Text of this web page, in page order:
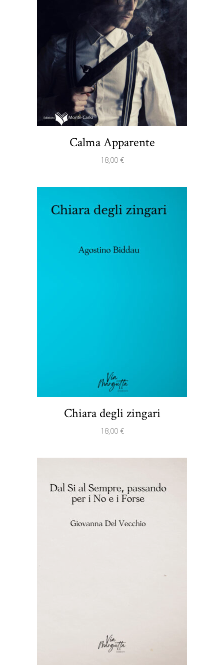
Calma Apparente
18,00 €
Chiara degli zingari
18,00 €